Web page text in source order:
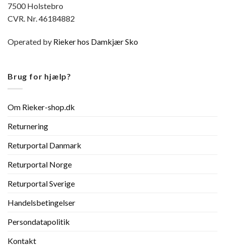
7500 Holstebro
CVR. Nr. 46184882
Operated by Rieker hos Damkjær Sko
Brug for hjælp?
Om Rieker-shop.dk
Returnering
Returportal Danmark
Returportal Norge
Returportal Sverige
Handelsbetingelser
Persondatapolitik
Kontakt